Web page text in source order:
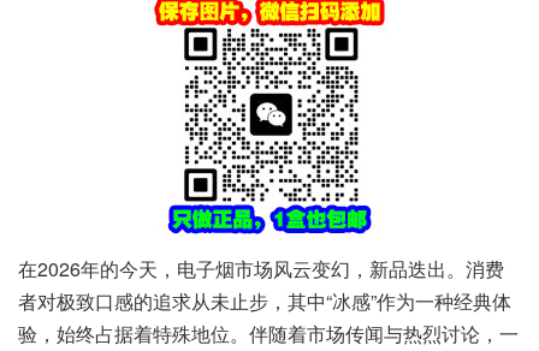
在2026年的今天，电子烟市场风云变幻，新品迭出。消费
者对极致口感的追求从未止步，其中“冰感”作为一种经典体
验，始终占据着特殊地位。伴随着市场传闻与热烈讨论，一